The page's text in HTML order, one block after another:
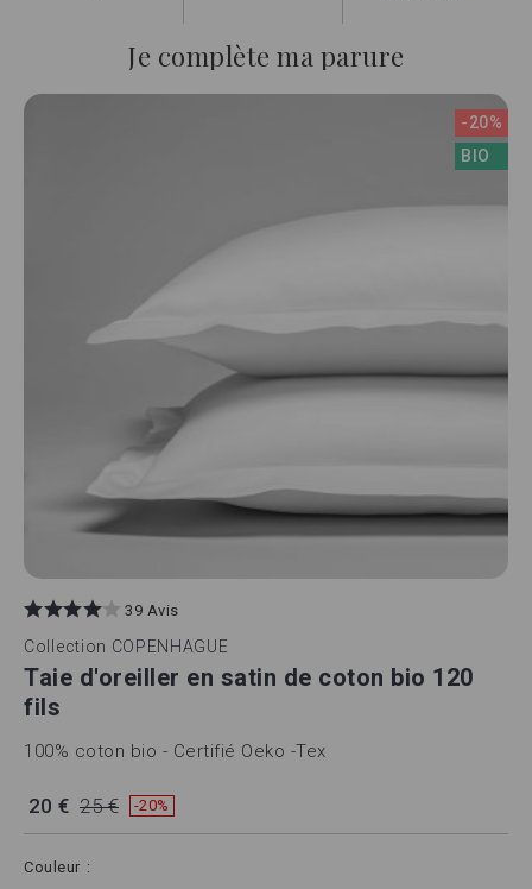
Je complète ma parure
-20%
BIO
39 Avis
Collection COPENHAGUE
Taie d'oreiller en satin de coton bio 120
fils
100% coton bio - Certifié Oeko -Tex
20 € 25 € -20%
Couleur